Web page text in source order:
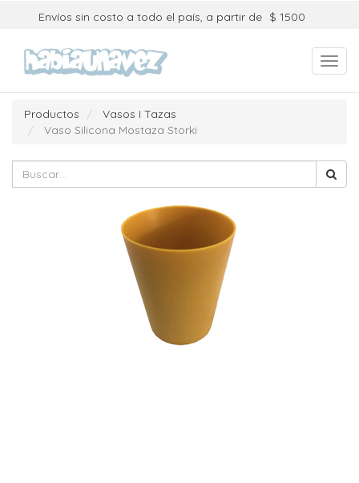
Envíos sin costo a todo el país, a partir de $ 1500
Productos
Vasos I Tazas
Vaso Silicona Mostaza Storki